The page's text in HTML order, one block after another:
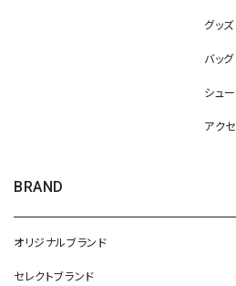
グッズ
バッグ
シュ
アク
BRAND
オリジナルブランド
セレクトブランド